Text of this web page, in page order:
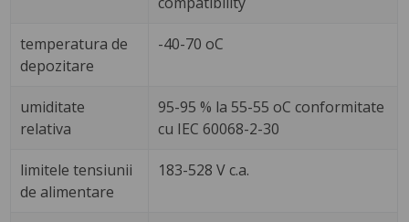
temperatura de
depozitare
-40-70 oC
umiditate
relativa
95-95 % la 55-55 oC conformitate
cu IEC 60068-2-30
limitele tensiunii
de alimentare
183-528 V c.a.